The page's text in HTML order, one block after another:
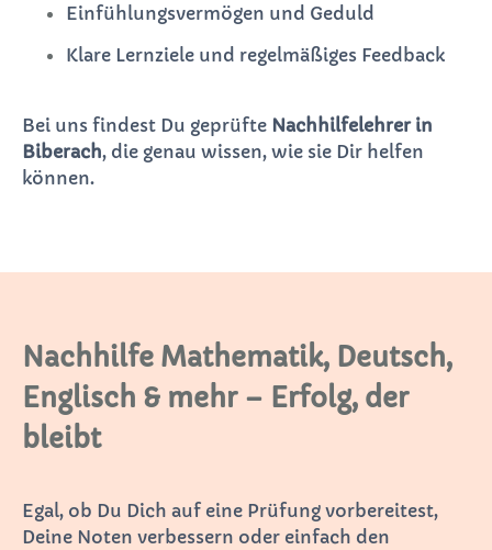
Einfühlungsvermögen und Geduld
Klare Lernziele und regelmäßiges Feedback
Bei uns findest Du geprüfte Nachhilfelehrer in
Biberach, die genau wissen, wie sie Dir helfen
können.
Nachhilfe Mathematik, Deutsch,
Englisch & mehr – Erfolg, der
bleibt
Egal, ob Du Dich auf eine Prüfung vorbereitest,
Deine Noten verbessern oder einfach den